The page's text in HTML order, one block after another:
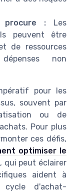
procure : Les
peuvent être
de ressources
non
pour les
souvent par
ou de
Pour plus
ces défis,
optimiser le
, qui peut éclairer
aident à
cycle d'achat-